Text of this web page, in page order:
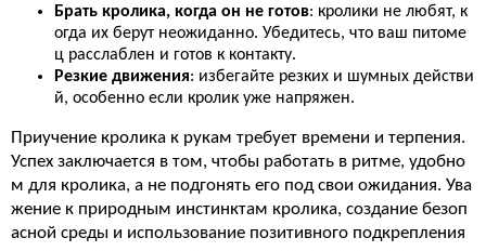
Брать кролика, когда он не готов: кролики не любят, к
огда их берут неожиданно. Убедитесь, что ваш питоме
ц расслаблен и готов к контакту.
Резкие движения: избегайте резких и шумных действи
й, особенно если кролик уже напряжен.
Приучение кролика к рукам требует времени и терпения.
Успех заключается в том, чтобы работать в ритме, удобно
м для кролика, а не подгонять его под свои ожидания. Ува
жение к природным инстинктам кролика, создание безоп
асной среды и использование позитивного подкрепления